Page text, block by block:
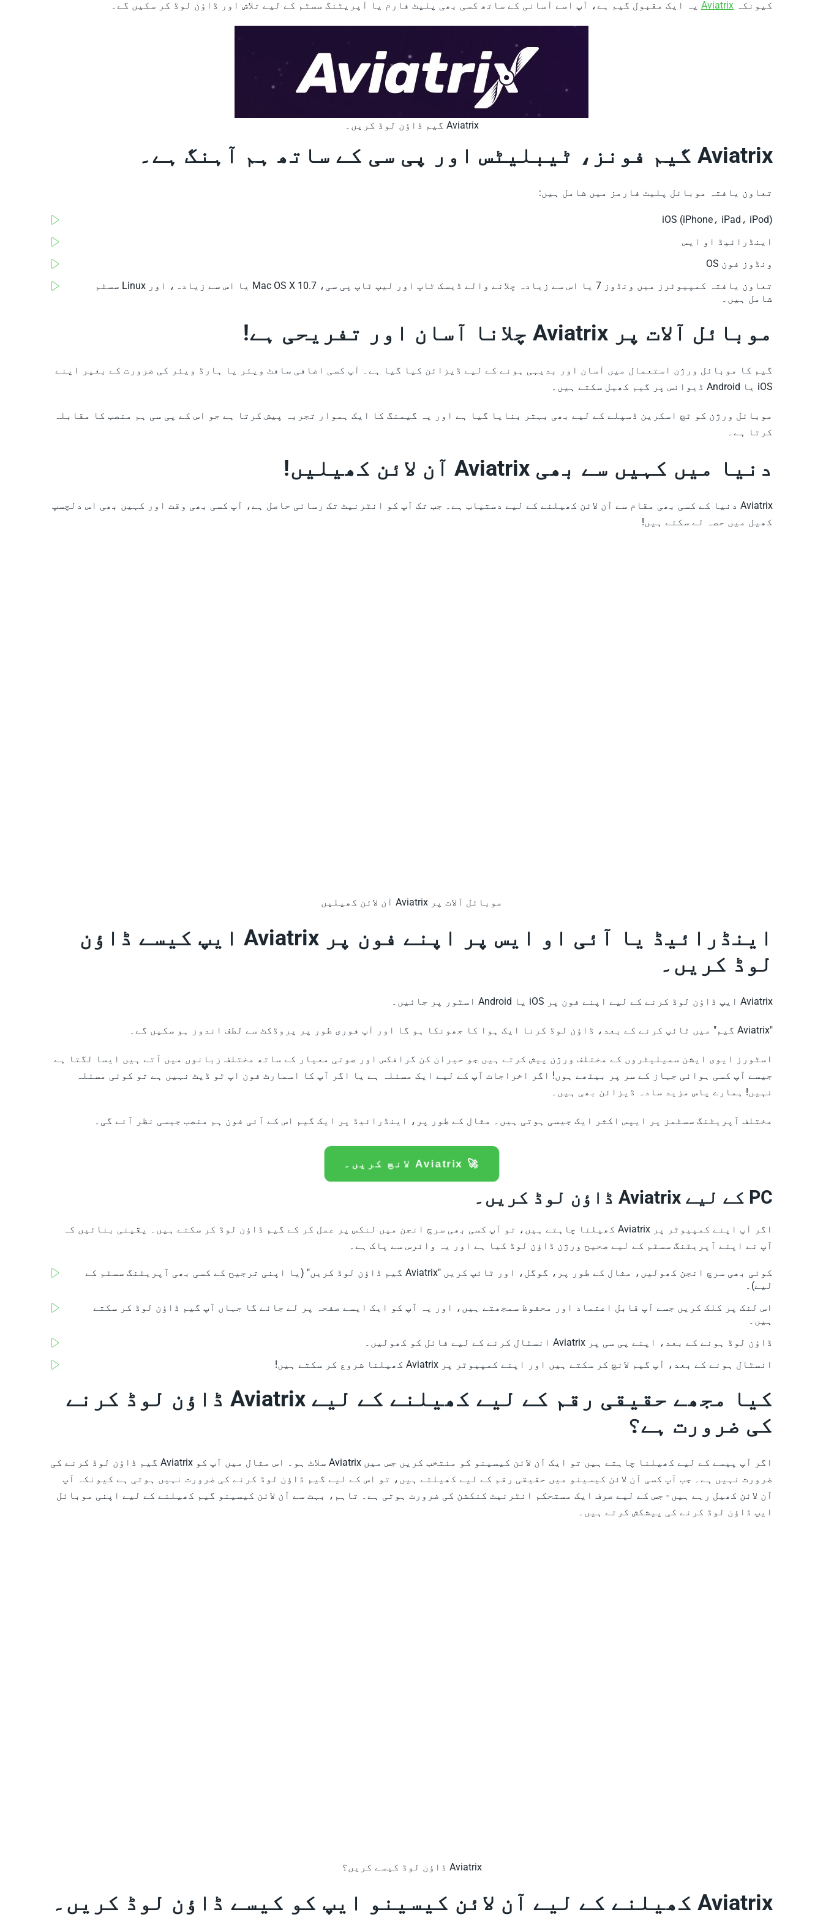
کیونکہ Aviatrix یہ ایک مقبول گیم ہے، آپ اسے آسانی کے ساتھ کسی بھی پلیٹ فارم یا آپریٹنگ سسٹم کے لیے تلاش اور ڈاؤن لوڈ کر سکیں گے۔
Aviatrix گیم ڈاؤن لوڈ کریں۔
Aviatrix گیم فونز، ٹیبلیٹس اور پی سی کے ساتھ ہم آہنگ ہے۔
تعاون یافتہ موبائل پلیٹ فارمز میں شامل ہیں:
iOS (iPhone، iPad، iPod)
اینڈرائیڈ او ایس
ونڈوز فون OS
تعاون یافتہ کمپیوٹرز میں ونڈوز 7 یا اس سے زیادہ چلانے والے ڈیسک ٹاپ اور لیپ ٹاپ پی سی، Mac OS X 10.7 یا اس سے زیادہ، اور Linux سسٹم
شامل ہیں۔
موبائل آلات پر Aviatrix چلانا آسان اور تفریحی ہے!
گیم کا موبائل ورژن استعمال میں آسان اور بدیہی ہونے کے لیے ڈیزائن کیا گیا ہے۔ آپ کسی اضافی سافٹ ویئر یا ہارڈ ویئر کی ضرورت کے بغیر اپنے
iOS یا Android ڈیوائس پر گیم کھیل سکتے ہیں۔
موبائل ورژن کو ٹچ اسکرین ڈسپلے کے لیے بھی بہتر بنایا گیا ہے اور یہ گیمنگ کا ایک ہموار تجربہ پیش کرتا ہے جو اس کے پی سی ہم منصب کا مقابلہ
کرتا ہے۔
دنیا میں کہیں سے بھی Aviatrix آن لائن کھیلیں!
Aviatrix دنیا کے کسی بھی مقام سے آن لائن کھیلنے کے لیے دستیاب ہے۔ جب تک آپ کو انٹرنیٹ تک رسائی حاصل ہے، آپ کسی بھی وقت اور کہیں بھی اس دلچسپ
کھیل میں حصہ لے سکتے ہیں!
موبائل آلات پر Aviatrix آن لائن کھیلیں
اینڈرائیڈ یا آئی او ایس پر اپنے فون پر Aviatrix ایپ کیسے ڈاؤن
لوڈ کریں۔
Aviatrix ایپ ڈاؤن لوڈ کرنے کے لیے اپنے فون پر iOS یا Android اسٹور پر جائیں۔
"Aviatrix گیم" میں ٹائپ کرنے کے بعد، ڈاؤن لوڈ کرنا ایک ہوا کا جھونکا ہو گا اور آپ فوری طور پر پروڈکٹ سے لطف اندوز ہو سکیں گے۔
اسٹورز ایوی ایشن سمیلیٹروں کے مختلف ورژن پیش کرتے ہیں جو حیران کن گرافکس اور صوتی معیار کے ساتھ مختلف زبانوں میں آتے ہیں ایسا لگتا ہے
جیسے آپ کسی ہوائی جہاز کے سر پر بیٹھے ہوں! اگر اخراجات آپ کے لیے ایک مسئلہ ہے یا اگر آپ کا اسمارٹ فون اپ ٹو ڈیٹ نہیں ہے تو کوئی مسئلہ
نہیں! ہمارے پاس مزید سادہ ڈیزائن بھی ہیں۔
مختلف آپریٹنگ سسٹمز پر ایپس اکثر ایک جیسی ہوتی ہیں۔ مثال کے طور پر، اینڈرائیڈ پر ایک گیم اس کے آئی فون ہم منصب جیسی نظر آئے گی۔
🚀 Aviatrix لانچ کریں۔
PC کے لیے Aviatrix ڈاؤن لوڈ کریں۔
اگر آپ اپنے کمپیوٹر پر Aviatrix کھیلنا چاہتے ہیں، تو آپ کسی بھی سرچ انجن میں لنکس پر عمل کر کے گیم ڈاؤن لوڈ کر سکتے ہیں۔ یقینی بنائیں کہ
آپ نے اپنے آپریٹنگ سسٹم کے لیے صحیح ورژن ڈاؤن لوڈ کیا ہے اور یہ وائرس سے پاک ہے۔
کوئی بھی سرچ انجن کھولیں، مثال کے طور پر، گوگل، اور ٹائپ کریں "Aviatrix گیم ڈاؤن لوڈ کریں" (یا اپنی ترجیح کے کسی بھی آپریٹنگ سسٹم کے
لیے)۔
اس لنک پر کلک کریں جسے آپ قابل اعتماد اور محفوظ سمجھتے ہیں، اور یہ آپ کو ایک ایسے صفحہ پر لے جائے گا جہاں آپ گیم ڈاؤن لوڈ کر سکتے
ہیں۔
ڈاؤن لوڈ ہونے کے بعد، اپنے پی سی پر Aviatrix انسٹال کرنے کے لیے فائل کو کھولیں۔
انسٹال ہونے کے بعد، آپ گیم لانچ کر سکتے ہیں اور اپنے کمپیوٹر پر Aviatrix کھیلنا شروع کر سکتے ہیں!
کیا مجھے حقیقی رقم کے لیے کھیلنے کے لیے Aviatrix ڈاؤن لوڈ کرنے
کی ضرورت ہے؟
اگر آپ پیسے کے لیے کھیلنا چاہتے ہیں تو ایک آن لائن کیسینو کو منتخب کریں جس میں Aviatrix سلاٹ ہو۔ اس مثال میں آپ کو Aviatrix گیم ڈاؤن لوڈ کرنے کی
ضرورت نہیں ہے۔ جب آپ کسی آن لائن کیسینو میں حقیقی رقم کے لیے کھیلتے ہیں، تو اس کے لیے گیم ڈاؤن لوڈ کرنے کی ضرورت نہیں ہوتی ہے کیونکہ آپ
آن لائن کھیل رہے ہیں - جس کے لیے صرف ایک مستحکم انٹرنیٹ کنکشن کی ضرورت ہوتی ہے۔ تاہم، بہت سے آن لائن کیسینو گیم کھیلنے کے لیے اپنی موبائل
ایپ ڈاؤن لوڈ کرنے کی پیشکش کرتے ہیں۔
Aviatrix ڈاؤن لوڈ کیسے کریں؟
Aviatrix کھیلنے کے لیے آن لائن کیسینو ایپ کو کیسے ڈاؤن لوڈ کریں۔